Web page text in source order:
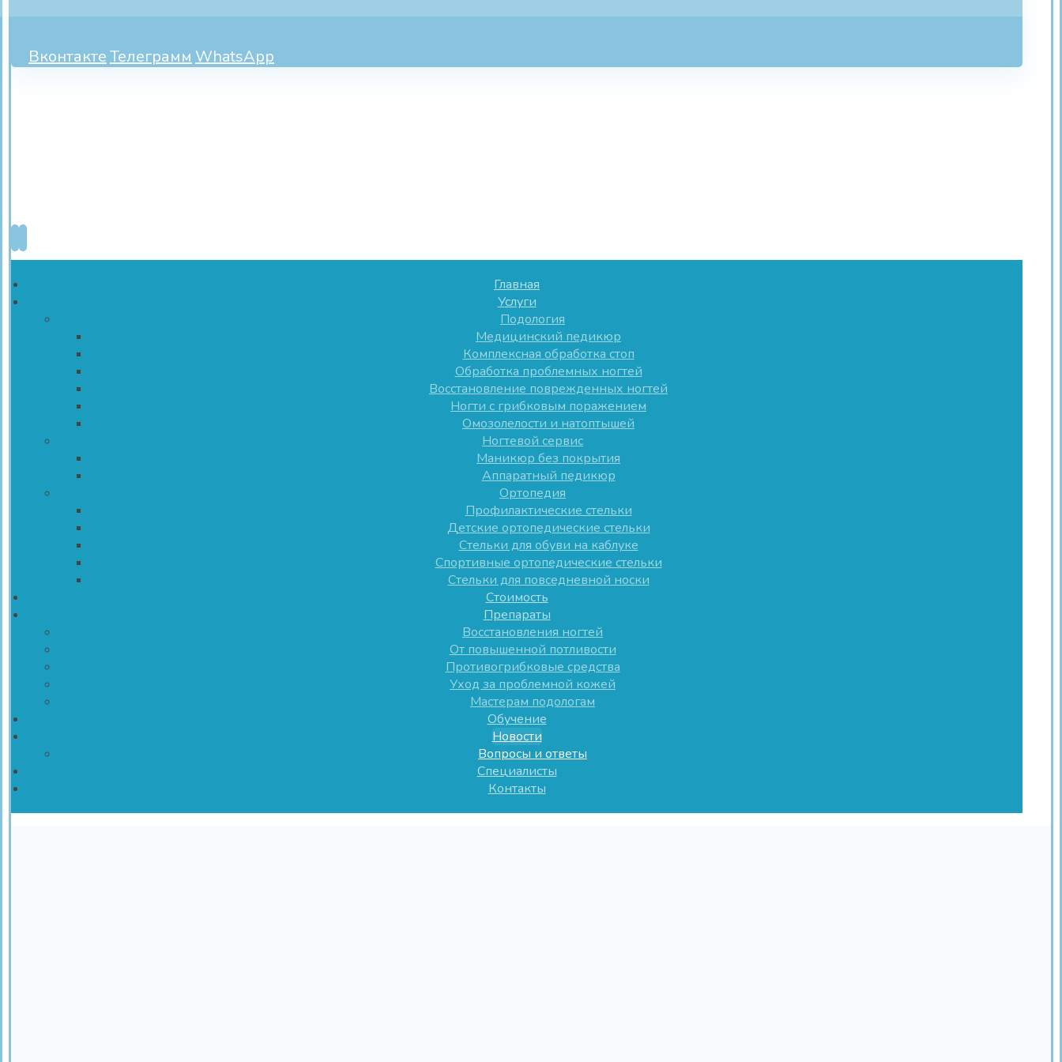
ВконтактеТелеграмм WhatsApp
Главная
Услуги
Подология
Медицинский педикюр
Комплексная обработка стоп
Обработка проблемных ногтей
Восстановление поврежденных ногтей
Ногти с грибковым поражением
Омозолелости и натоптышей
Ногтевой сервис
Маникюр без покрытия
Аппаратный педикюр
Ортопедия
Профилактические стельки
Детские ортопедические стельки
Стельки для обуви на каблуке
Спортивные ортопедические стельки
Стельки для повседневной носки
Стоимость
Препараты
Восстановления ногтей
От повышенной потливости
Противогрибковые средства
Уход за проблемной кожей
Мастерам подологам
Обучение
Новости
Вопросы и ответы
Специалисты
Контакты